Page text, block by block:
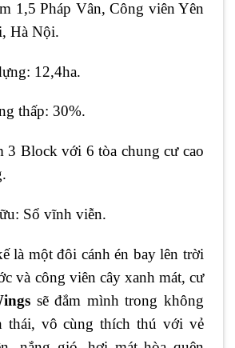
1,5 Pháp Vân, Công viên Yên
Hà Nội.
12,4ha.
thấp: 30%.
Block với 6 tòa chung cư cao
Sổ vĩnh viễn.
là một đôi cánh én bay lên trời
và công viên cây xanh mát, cư
sẽ đắm mình trong không
thái, vô cùng thích thú với vẻ